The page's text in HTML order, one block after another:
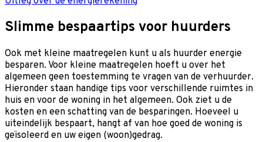
Slimme bespaartips voor huurders
Ook met kleine maatregelen kunt u als huurder energie
besparen. Voor kleine maatregelen hoeft u over het
algemeen geen toestemming te vragen van de verhuurder.
Hieronder staan handige tips voor verschillende ruimtes in
huis en voor de woning in het algemeen. Ook ziet u de
kosten en een schatting van de besparingen. Hoeveel u
uiteindelijk bespaart, hangt af van hoe goed de woning is
geïsoleerd en uw eigen (woon)gedrag.